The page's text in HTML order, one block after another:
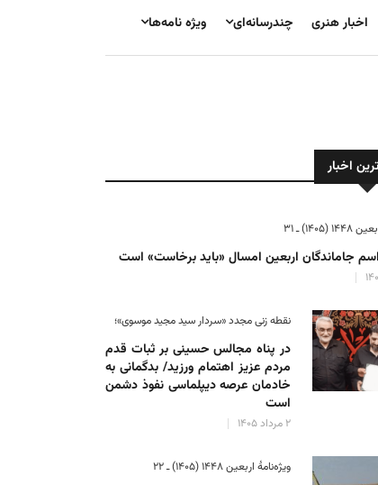
اخبار هنری چندرسانه‌ای ویژه نامه‌ها
اخبار
ـ ۳۱
جاماندگان اربعین امسال «باید برخاست» است
نقطه زنی مجدد «سردار سید مجید موسوی»؛
در پناه مجالس حسینی بر ثبات‌ قدم
مردم عزیز اهتمام ورزید/ بدگمانی به
خادمان عرصه دیپلماسی نفوذ دشمن
است
۲ مرداد ۱۴۰۵
ویژه‌نامهٔ اربعین ۱۴۴۸ (۱۴۰۵) ـ ۲۲